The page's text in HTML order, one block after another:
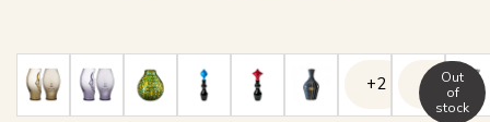
+2 +2
Out
of
stock